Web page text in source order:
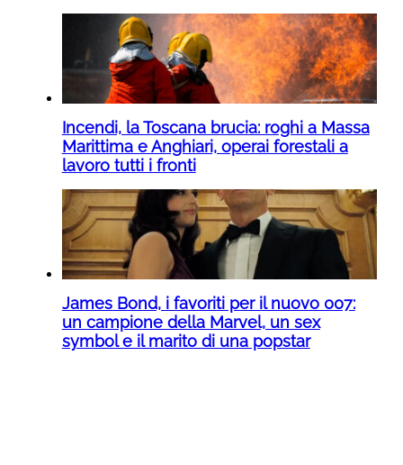
Incendi, la Toscana brucia: roghi a Massa
Marittima e Anghiari, operai forestali a
lavoro tutti i fronti
James Bond, i favoriti per il nuovo 007:
un campione della Marvel, un sex
symbol e il marito di una popstar